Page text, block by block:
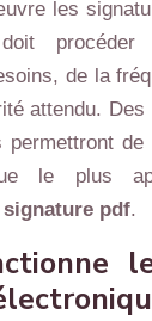
les
doit
de la
attendu.
permettront
le plus
signature pdf.